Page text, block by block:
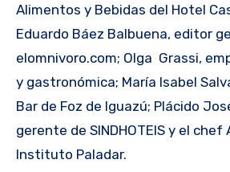
Alimentos y Bebidas del Hotel
Eduardo Báez Balbuena, editor
elomnivoro.com; Olga Grassi,
y gastronómica; María Isabel
Bar de Foz de Iguazú; Plácido
gerente de SINDHOTEIS y el
Instituto Paladar.